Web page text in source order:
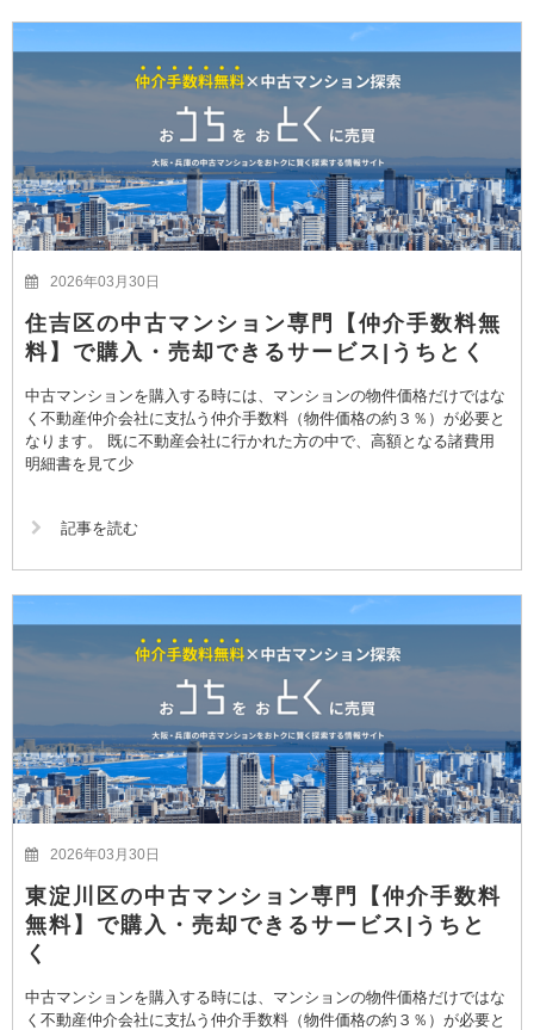
2026年03月30日
住吉区の中古マンション専門【仲介手数料無
料】で購入・売却できるサービス|うちとく
中古マンションを購入する時には、マンションの物件価格だけではな
く不動産仲介会社に支払う仲介手数料（物件価格の約３％）が必要と
なります。 既に不動産会社に行かれた方の中で、高額となる諸費用
明細書を見て少
記事を読む
2026年03月30日
東淀川区の中古マンション専門【仲介手数料
無料】で購入・売却できるサービス|うちと
く
中古マンションを購入する時には、マンションの物件価格だけではな
く不動産仲介会社に支払う仲介手数料（物件価格の約３％）が必要と